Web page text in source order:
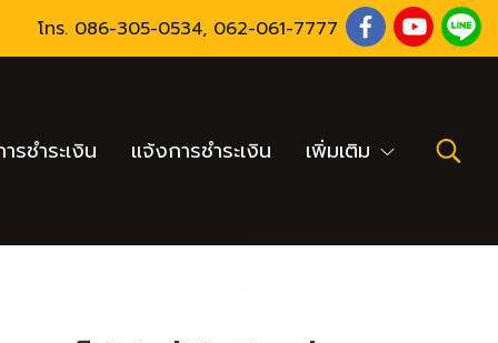
โทร. 086-305-0534, 062-061-7777
รชำระเงิน แจ้งการชำระเงิน เพิ่มเติม